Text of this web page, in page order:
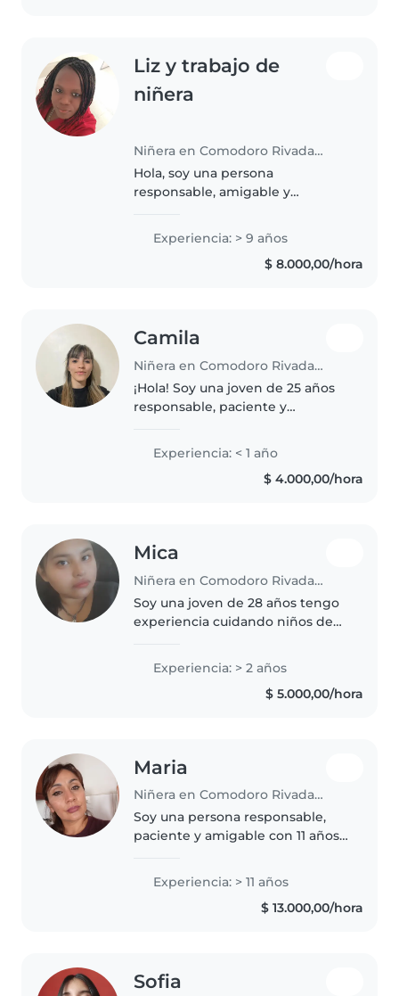
Liz y trabajo de
niñera
Niñera en Comodoro Rivadavia
Hola, soy una persona
responsable, amigable y
de experiencia en el cuidado de
niños y cuidadora de adultos
mayores y acompañantes
Experiencia: > 9 años
$ 8.000,00/hora
Camila
Niñera en Comodoro Rivadavia
¡Hola! Soy una joven de 25 años
responsable, paciente y
auxiliar de jardín de infancia. Me
encanta dibujar, leer cuentos,
hacer manualidades y jugar con..
Experiencia: < 1 año
$ 4.000,00/hora
Mica
Niñera en Comodoro Rivadavia
Soy una joven de 28 años tengo
experiencia cuidando niños de
persona responsable, creativa y
amigable. Puedo ayudar a los..
Experiencia: > 2 años
$ 5.000,00/hora
Maria
Niñera en Comodoro Rivadavia
Soy una persona responsable,
paciente y amigable con 11 años
en edad preescolar y escolar. Me
encanta leer a los niños y
compartir mi amor por la
Experiencia: > 11 años
$ 13.000,00/hora
Sofia